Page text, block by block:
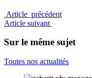
Article précédent
Article suivant
Sur le même sujet
Toutes nos actualités